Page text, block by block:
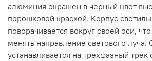
алюминия окрашен в черный цвет
порошковой краской. Корпус
поворачивается вокруг своей оси,
менять направление светового луча.
устанавливается на трехфазный трек